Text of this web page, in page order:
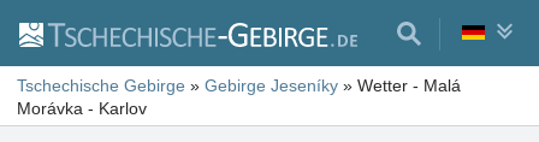
Tschechische Gebirge » Gebirge Jeseníky » Wetter - Malá
Morávka - Karlov